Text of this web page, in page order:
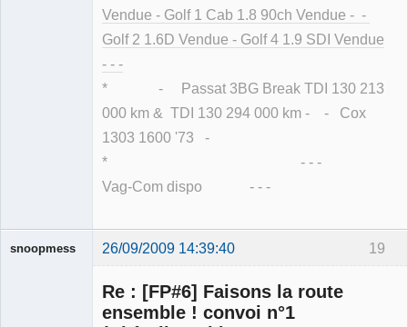
Vendue - Golf 1 Cab 1.8 90ch Vendue - -
Golf 2 1.6D Vendue - Golf 4 1.9 SDI Vendue
- - -
* - Passat 3BG Break TDI 130 213
000 km & TDI 130 294 000 km - - Cox
1303 1600 '73 -
* - - -
Vag-Com dispo - - -
19
snoopmess 26/09/2009 14:39:40
Re : [FP#6] Faisons la route
ensemble ! convoi n°1